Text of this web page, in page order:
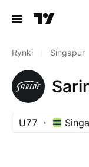
Rynki Singapur
U77